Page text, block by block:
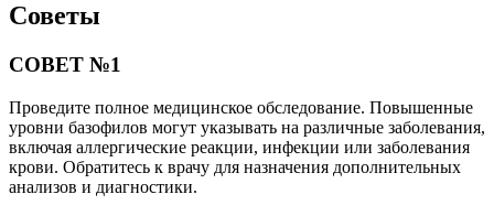
Советы
СОВЕТ №1
Проведите полное медицинское обследование. Повышенные
уровни базофилов могут указывать на различные заболевания,
включая аллергические реакции, инфекции или заболевания
крови. Обратитесь к врачу для назначения дополнительных
анализов и диагностики.